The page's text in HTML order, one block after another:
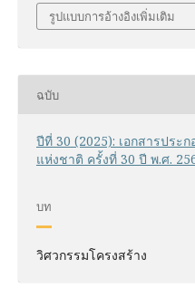
รูปแบบการอ้างอิงเพิ่มเติม
ฉบับ
ปีที่ 30 (2025): เอกสารประ
แห่งชาติ ครั้งที่ 30 ปี พ.ศ.
บท
วิศวกรรมโครงสร้าง